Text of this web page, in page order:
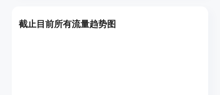
截止目前所有流量趋势图